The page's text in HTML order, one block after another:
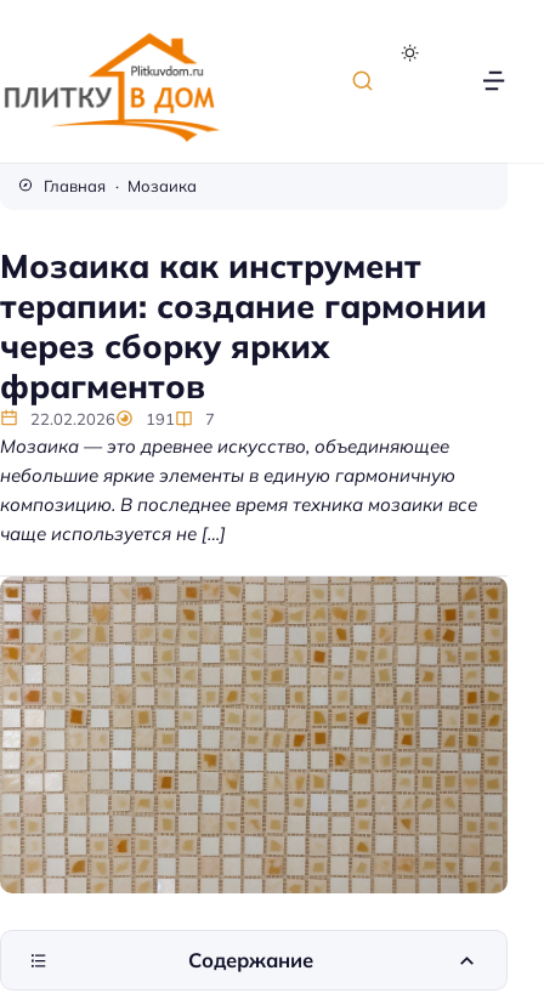
к
а
л
я
о
т
д
е
л
и
д
о
м
а
Главная Мозаика
Мозаика как инструмент
терапии: создание гармонии
через сборку ярких
фрагментов
22.02.2026 191 7
Мозаика — это древнее искусство, объединяющее
небольшие яркие элементы в единую гармоничную
композицию. В последнее время техника мозаики все
чаще используется не […]
Содержание